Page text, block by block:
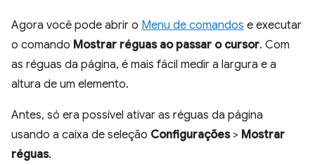
Agora você pode abrir o Menu de comandos e executar
o comando Mostrar réguas ao passar o cursor. Com
as réguas da página, é mais fácil medir a largura e a
altura de um elemento.
Antes, só era possível ativar as réguas da página
usando a caixa de seleção Configurações> Mostrar
réguas.